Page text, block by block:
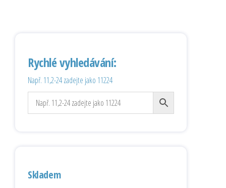
Rychlé vyhledávání:
Např. 11,2-24 zadejte jako 11224
Skladem